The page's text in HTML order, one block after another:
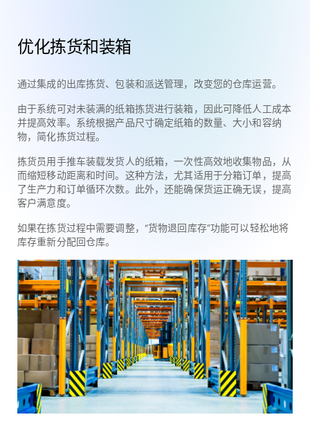
优化拣货和装箱
通过集成的出库拣货、包装和派送管理，改变您的仓库运营。
由于系统可对未装满的纸箱拣货进行装箱，因此可降低人工成本
并提高效率。系统根据产品尺寸确定纸箱的数量、大小和容纳
物，简化拣货过程。
拣货员用手推车装载发货人的纸箱，一次性高效地收集物品，从
而缩短移动距离和时间。这种方法，尤其适用于分箱订单，提高
了生产力和订单循环次数。此外，还能确保货运正确无误，提高
客户满意度。
如果在拣货过程中需要调整，“货物退回库存”功能可以轻松地将
库存重新分配回仓库。